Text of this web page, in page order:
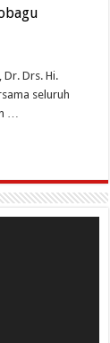
Dr. Drs. Hi.
seluruh
…